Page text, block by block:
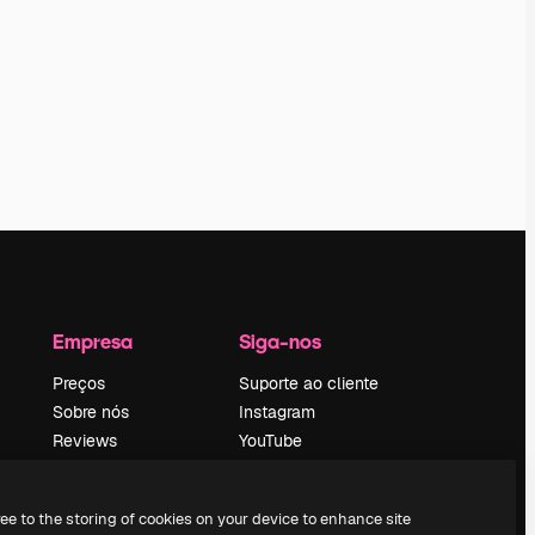
Empresa
Preços
Sobre nós
Reviews
pesquisa
Siga-nos
Suporte ao cliente
Instagram
YouTube
Discord
to the storing of cookies on your device to enhance site